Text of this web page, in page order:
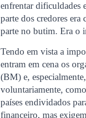
enfrentar dificuldades
parte dos credores
parte no butim. Era o
Tendo em vista a
entram em cena os
(BM) e,
voluntariamente,
países endividados
financeiro, mas